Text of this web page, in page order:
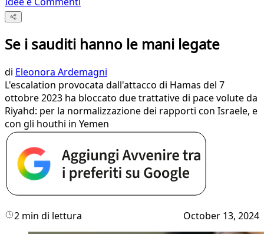
Se i sauditi hanno le mani legate
di Eleonora Ardemagni
L'escalation provocata dall'attacco di Hamas del 7
ottobre 2023 ha bloccato due trattative di pace volute da
Riyahd: per la normalizzazione dei rapporti con Israele, e
con gli houthi in Yemen
2 min di lettura October 13, 2024